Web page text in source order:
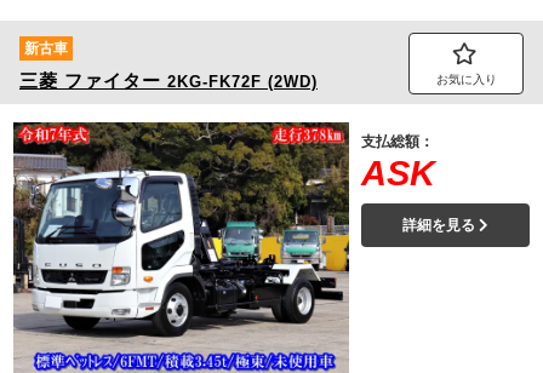
新古車
三菱 ファイター 2KG-FK72F (2WD) お気に入り
支払総額：
ASK
詳細を見る